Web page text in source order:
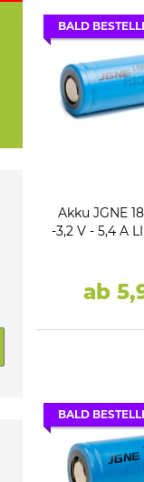
BALD
Akku JGNE
-3,2 V - 5,4 A
ab
BALD